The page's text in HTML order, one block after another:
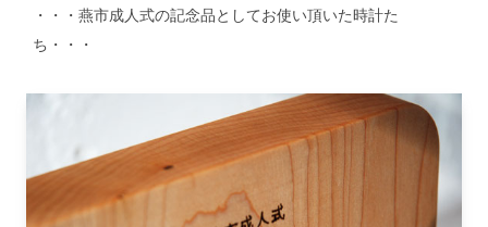
・・・燕市成人式の記念品としてお使い頂いた時計た
ち・・・